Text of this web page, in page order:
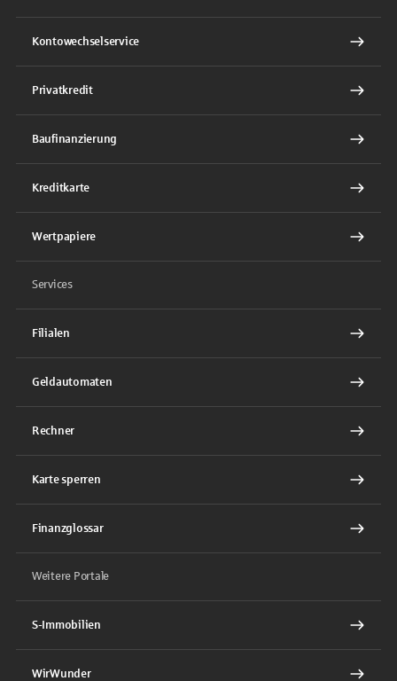
Kontowechselservice
Privatkredit
Baufinanzierung
Kreditkarte
Wertpapiere
Services
Filialen
Geldautomaten
Rechner
Karte sperren
Finanzglossar
Weitere Portale
S-Immobilien
WirWunder